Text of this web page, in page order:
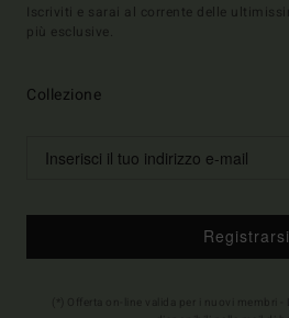
Iscriviti e sarai al corrente delle
più esclusive.
Collezione
Registrarsi